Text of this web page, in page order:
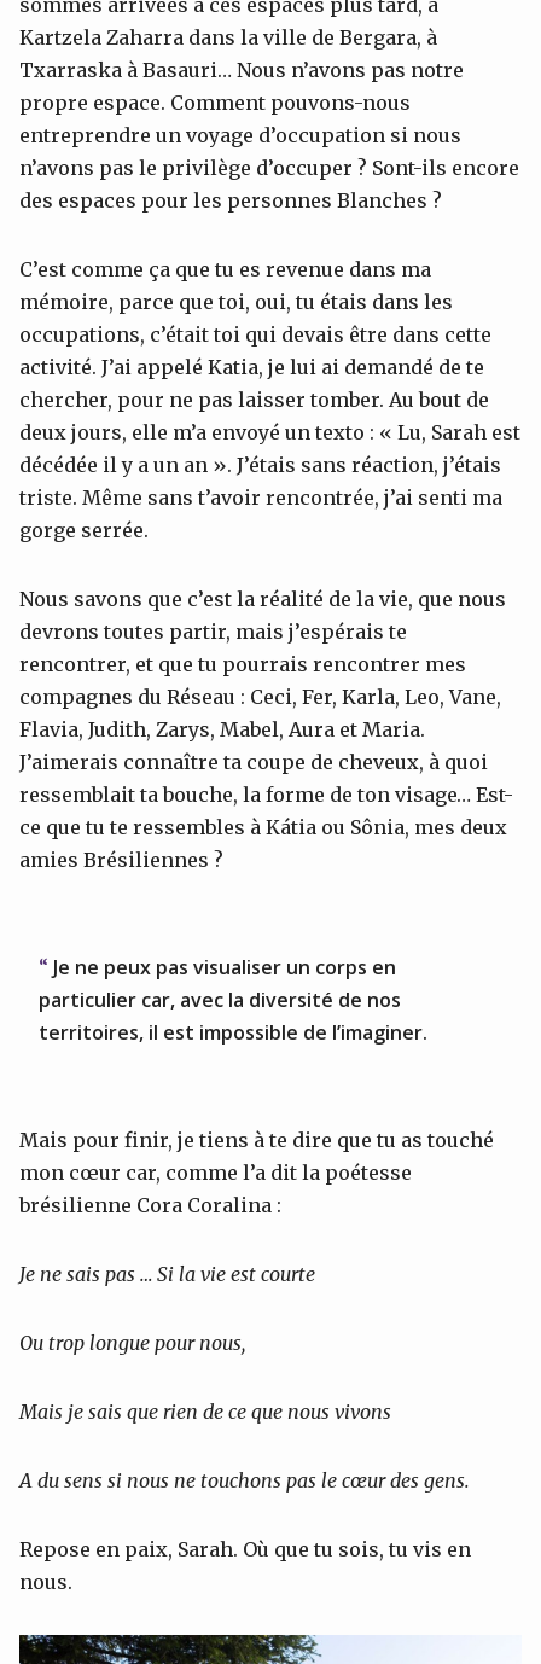
Kartzela Zaharra dans la ville de Bergara, à
Txarraska à Basauri… Nous n’avons pas notre
propre espace. Comment pouvons-nous
entreprendre un voyage d’occupation si nous
n’avons pas le privilège d’occuper ? Sont-ils encore
des espaces pour les personnes Blanches ?
C’est comme ça que tu es revenue dans ma
mémoire, parce que toi, oui, tu étais dans les
occupations, c’était toi qui devais être dans cette
activité. J’ai appelé Katia, je lui ai demandé de te
chercher, pour ne pas laisser tomber. Au bout de
deux jours, elle m’a envoyé un texto : « Lu, Sarah est
décédée il y a un an ». J’étais sans réaction, j’étais
triste. Même sans t’avoir rencontrée, j’ai senti ma
gorge serrée.
Nous savons que c’est la réalité de la vie, que nous
devrons toutes partir, mais j’espérais te
rencontrer, et que tu pourrais rencontrer mes
compagnes du Réseau : Ceci, Fer, Karla, Leo, Vane,
Flavia, Judith, Zarys, Mabel, Aura et Maria.
J’aimerais connaître ta coupe de cheveux, à quoi
ressemblait ta bouche, la forme de ton visage… Est-
ce que tu te ressembles à Kátia ou Sônia, mes deux
amies Brésiliennes ?
Je ne peux pas visualiser un corps en
particulier car, avec la diversité de nos
territoires, il est impossible de l’imaginer.
Mais pour finir, je tiens à te dire que tu as touché
mon cœur car, comme l’a dit la poétesse
brésilienne Cora Coralina :
Je ne sais pas … Si la vie est courte
Ou trop longue pour nous,
Mais je sais que rien de ce que nous vivons
A du sens si nous ne touchons pas le cœur des gens.
Repose en paix, Sarah. Où que tu sois, tu vis en
nous.